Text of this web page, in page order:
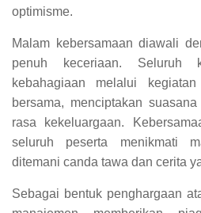
optimisme.
Malam kebersamaan diawali
penuh keceriaan. Seluruh
kebahagiaan melalui
bersama, menciptakan
rasa kekeluargaan.
seluruh peserta menikmati
ditemani canda tawa dan cerita
Sebagai bentuk penghargaan